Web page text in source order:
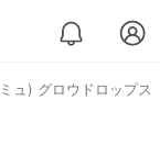
ュ) グロウドロップス